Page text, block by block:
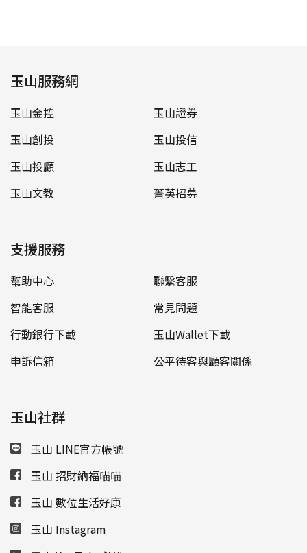
玉山服務網
玉山金控
玉山證券
玉山創投
玉山投信
玉山投顧
玉山志工
玉山文教
菁英招募
支援服務
幫助中心
聯繫客服
智能客服
常見問題
行動銀行下載
玉山Wallet下載
申訴信箱
公平待客與顧客關係
玉山社群
玉山 LINE官方帳號
玉山 招財納福喵喵
玉山 數位生活好康
玉山 Instagram